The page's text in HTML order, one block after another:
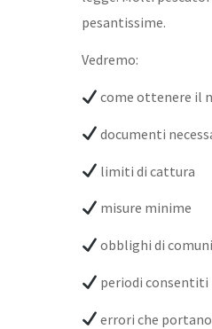
pesantissime.
Vedremo:
come ottenere il
documenti
limiti di cattura
misure minime
obblighi di
periodi consentiti
errori che